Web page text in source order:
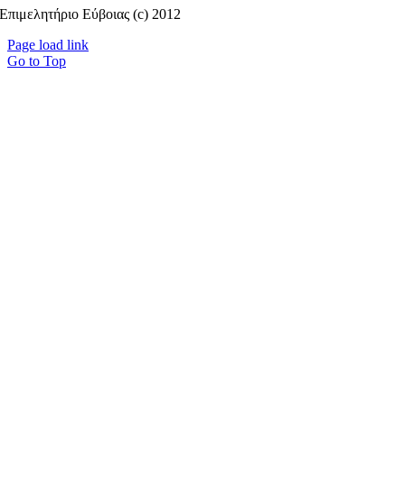
Επιμελητήριο Εύβοιας (c) 2012
Page load link
Go to Top